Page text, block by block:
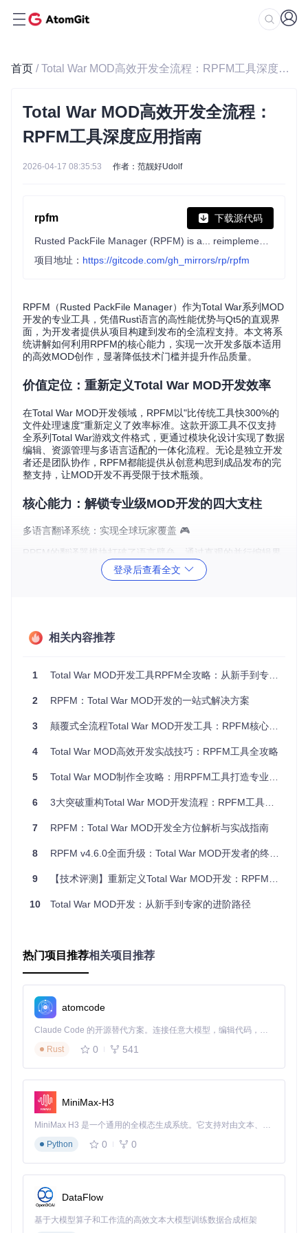
首页 / Total War MOD高效开发全流程：RPFM工具深度应用指南
Total War MOD高效开发全流程：
RPFM工具深度应用指南
2026-04-17 08:35:53 作者：范靓好Udolf
rpfm 下载源代码
项目地址： https://gitcode.com/gh_mirrors/rp/rpfm
RPFM（Rusted PackFile Manager）作为Total War系列MOD
开发的专业工具，凭借Rust语言的高性能优势与Qt5的直观界
面，为开发者提供从项目构建到发布的全流程支持。本文将系
统讲解如何利用RPFM的核心能力，实现一次开发多版本适用
的高效MOD创作，显著降低技术门槛并提升作品质量。
价值定位：重新定义Total War MOD开发效率
在Total War MOD开发领域，RPFM以"比传统工具快300%的
文件处理速度"重新定义了效率标准。这款开源工具不仅支持
全系列Total War游戏文件格式，更通过模块化设计实现了数据
编辑、资源管理与多语言适配的一体化流程。无论是独立开发
者还是团队协作，RPFM都能提供从创意构思到成品发布的完
整支持，让MOD开发不再受限于技术瓶颈。
核心能力：解锁专业级MOD开发的四大支柱
多语言翻译系统：实现全球玩家覆盖 🎮
RPFM的翻译器模块打破了语言壁垒，通过直观的并行编辑界
面，开发者可同时管理十余种语言的文本内容。自动翻译集成
与质量检查功能，使《三国：全面战争》MOD在两周内完成
本列表，右侧为翻译编辑区，底部状态栏显示翻译进度与质量
应用场景：某团队开发的《战锤2》技能描述MOD，通过翻译
功能统一修正术语错误，最终使非英语用户留存率提升27%。
肖像设置编辑器：打造独特角色视觉体验 🔧
机参数、骨骼动画与纹理路径。该模块支持实时预览功能，使
5分钟/个。
实时预览窗口，右图为古埃及风格领主肖像的参数配置效果
应用场景：MOD开发者通过调整"Yaw"和"Pitch"参数，为《三
现盔甲材质的金属反光效果，使角色辨识度显著提升。
PackFile管理系统：构建稳健的项目架构 🛠️
配置区，右侧集成全局搜索功能，实现项目全方位管理
应用场景
功能，将12个功能模块按加载优先级排序，成功解决了长期存
项目笔记工具：实现开发过程的全程追踪
态标记与自动保存。某团队通过该工具实现开发任务的可视化
管理，使版本迭代周期缩短30%。
笔记工具与PackFile内容实时关联，左侧为项目文件树，右侧
为任务清单，支持富文本编辑与进度跟踪
发日志，通过任务状态标记功能跟踪"派系平衡调整"、"新单位
添加"等模块进度，最终提前两周完成1.0版本发布。
登录后查看全文
相关内容推荐
1 Total War MOD开发工具RPFM全攻略：从新手到专家的进阶指南
2 RPFM：Total War MOD开发的一站式解决方案
3 颠覆式全流程Total War MOD开发工具：RPFM核心功能与实战指南
4 Total War MOD高效开发实战技巧：RPFM工具全攻略
5 Total War MOD制作全攻略：用RPFM工具打造专业级游戏模组
6 3大突破重构Total War MOD开发流程：RPFM工具深度解析
7 RPFM：Total War MOD开发全方位解析与实战指南
8 RPFM v4.6.0全面升级：Total War MOD开发者的终极工具指南
9 【技术评测】重新定义Total War MOD开发：RPFM工具的效率革命与技术突破
10 Total War MOD开发：从新手到专家的进阶路径
热门项目推荐相关项目推荐
atomcode
Claude Code 的开源替代方案。连接任意大模型，编辑代码，运行命令，自动验证 — 全自动执行。用 Rust 构建，极致性能。 ｜ An open-source alternative to Claude Code. Connect any LLM, edit code, run commands, and verify changes — autonomously. Built in Rust for speed. Get Started
Rust
0 541
MiniMax-H3
MiniMax H3 是一个通用的全模态生成系统。它支持对由文本、图像、视频和音频组成的多模态上下文进行统一理解，并能生成分辨率高达 2K、时长可达 15 秒的带原生立体声音频的视频。得益于面向任务泛化的系统设计，H3 在预训练阶段就已具备广泛的多模态上下文理解与生成能力，能够出色地执行复杂的多模态指令。
Python
0 0
DataFlow
基于大模型算子和工作流的高效文本大模型训练数据合成框架